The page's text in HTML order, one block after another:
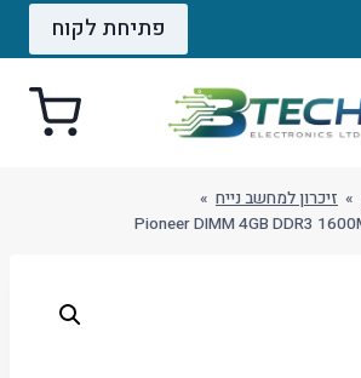
פתיחת לקוח
» זיכרון למחשב נייח »